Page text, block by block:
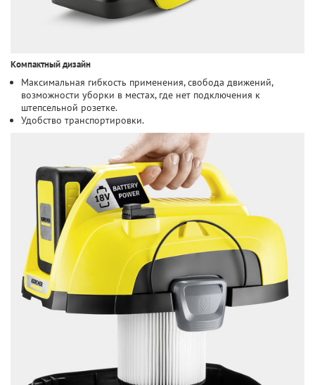
Компактный дизайн
Максимальная гибкость применения, свобода движений,
возможности уборки в местах, где нет подключения к
штепсельной розетке.
Удобство транспортировки.